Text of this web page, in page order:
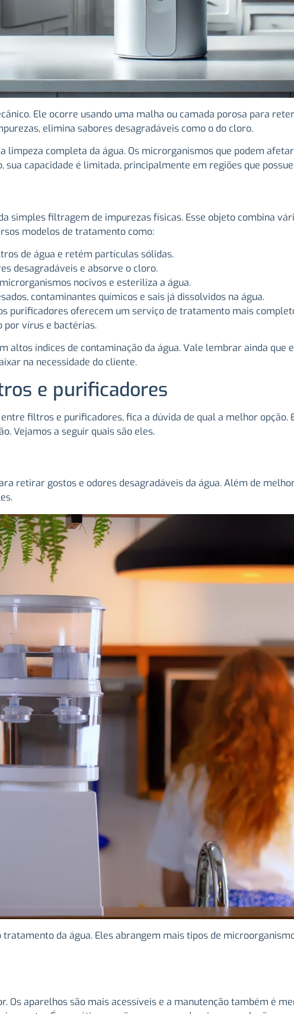
Ele ocorre usando uma malha ou camada porosa para
elimina sabores desagradáveis como o do cloro.
limpeza completa da água. Os microrganismos que podem
capacidade é limitada, principalmente em regiões que
simples filtragem de impurezas físicas. Esse objeto combina
modelos de tratamento como:
de água e retém partículas sólidas.
desagradáveis e absorve o cloro.
nocivos e esteriliza a água.
contaminantes químicos e sais já dissolvidos na água.
purificadores oferecem um serviço de tratamento mais
por vírus e bactérias.
altos índices de contaminação da água. Vale lembrar ainda
na necessidade do cliente.
e purificadores
filtros e purificadores, fica a dúvida de qual a melhor opção.
Vejamos a seguir quais são eles.
retirar gostos e odores desagradáveis da água. Além de
da água. Eles abrangem mais tipos de
Os aparelhos são mais acessíveis e a manutenção também é